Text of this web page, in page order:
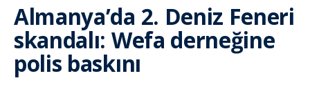
Almanya’da 2. Deniz Feneri
skandalı: Wefa derneğine
polis baskını